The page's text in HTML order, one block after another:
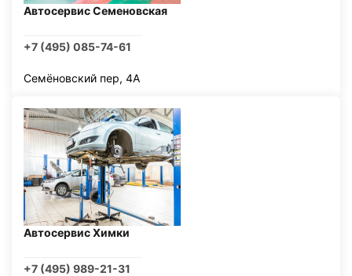
Автосервис Семеновская
+7 (495) 085-74-61
Семёновский пер, 4А
Автосервис Химки
+7 (495) 989-21-31